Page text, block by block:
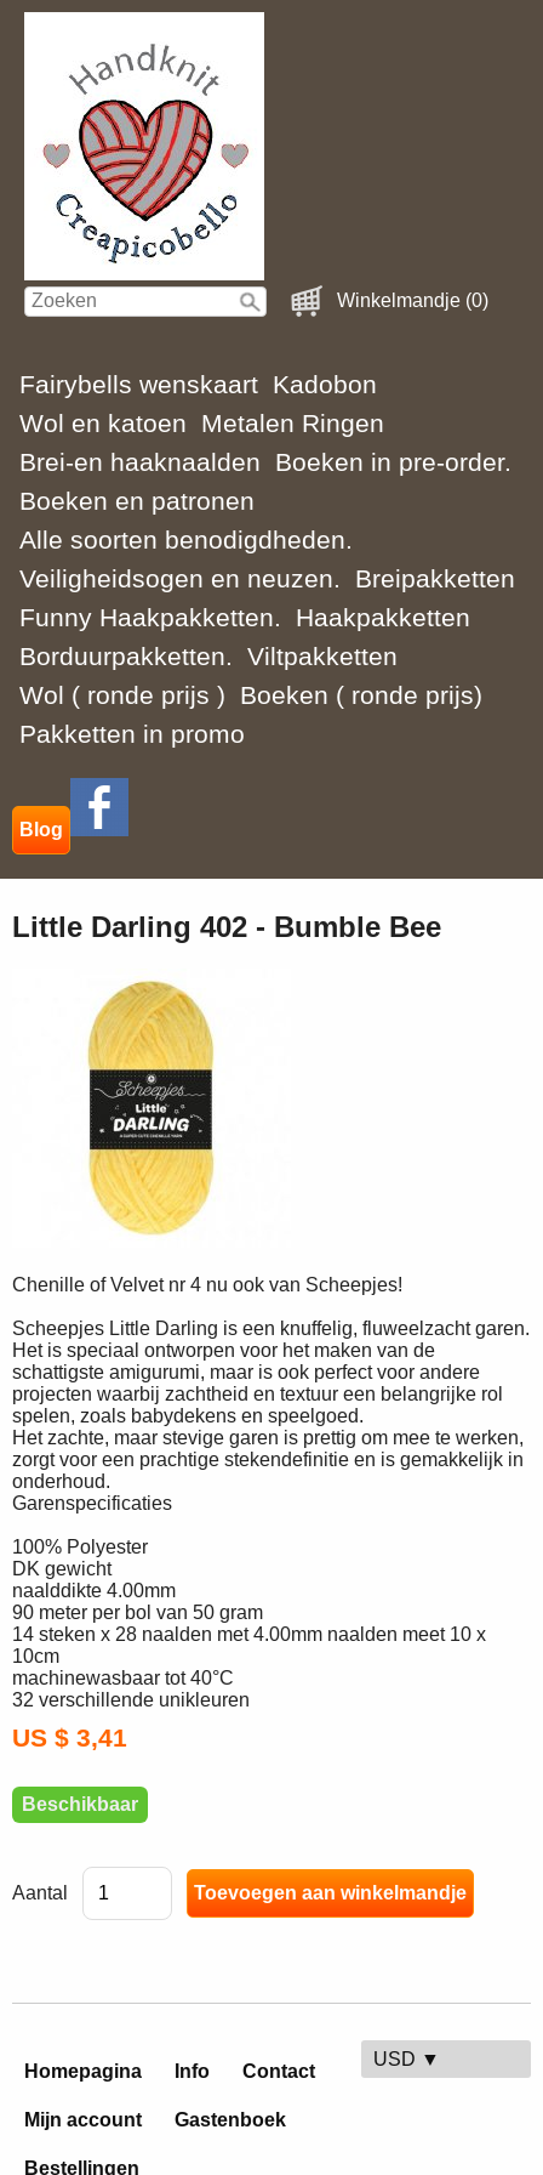
Winkelmandje (0)
Fairybells wenskaart Kadobon
Wol en katoen
Metalen Ringen
Brei-en haaknaalden
Boeken in pre-order.
Boeken en patronen
Alle soorten benodigdheden.
Veiligheidsogen en neuzen.
Breipakketten
Funny Haakpakketten.
Haakpakketten
Borduurpakketten.
Viltpakketten
Wol ( ronde prijs )
Boeken ( ronde prijs)
Pakketten in promo
Blog
Little Darling 402 - Bumble Bee
Chenille of Velvet nr 4 nu ook van Scheepjes!
Scheepjes Little Darling is een knuffelig, fluweelzacht garen.
Het is speciaal ontworpen voor het maken van de
schattigste amigurumi, maar is ook perfect voor andere
projecten waarbij zachtheid en textuur een belangrijke rol
spelen, zoals babydekens en speelgoed.
Het zachte, maar stevige garen is prettig om mee te werken,
zorgt voor een prachtige stekendefinitie en is gemakkelijk in
onderhoud.
Garenspecificaties
100% Polyester
DK gewicht
naalddikte 4.00mm
90 meter per bol van 50 gram
14 steken x 28 naalden met 4.00mm naalden meet 10 x
10cm
machinewasbaar tot 40°C
32 verschillende unikleuren
US $ 3,41
Beschikbaar
Aantal
Homepagina Info Contact
Mijn account Gastenboek
Bestellingen
USD ▼